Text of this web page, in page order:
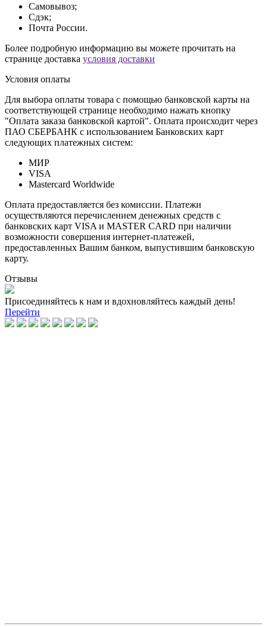
Самовывоз;
Сдэк;
Почта России.
Более подробную информацию вы можете прочитать на
странице доставка условия доставки
Условия оплаты
Для выбора оплаты товара с помощью банковской карты на
соответствующей странице необходимо нажать кнопку
"Оплата заказа банковской картой". Оплата происходит через
ПАО СБЕРБАНК с использованием Банковских карт
следующих платежных систем:
МИР
VISA
Mastercard Worldwide
Оплата предоставляется без комиссии. Платежи
осуществляются перечислением денежных средств с
банковских карт VISA и MASTER CARD при наличии
возможности совершения интернет-платежей,
предоставленных Вашим банком, выпустившим банковскую
карту.
Отзывы
Присоединяйтесь к нам и вдохновляйтесь каждый день!
Перейти